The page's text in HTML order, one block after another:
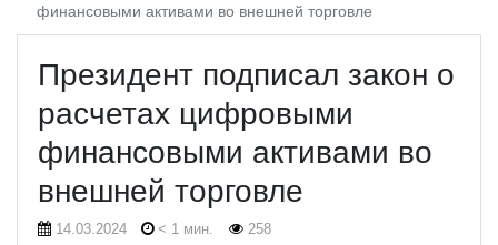
финансовыми активами во внешней торговле
Президент подписал закон о
расчетах цифровыми
финансовыми активами во
внешней торговле
14.03.2024 < 1 мин. 258